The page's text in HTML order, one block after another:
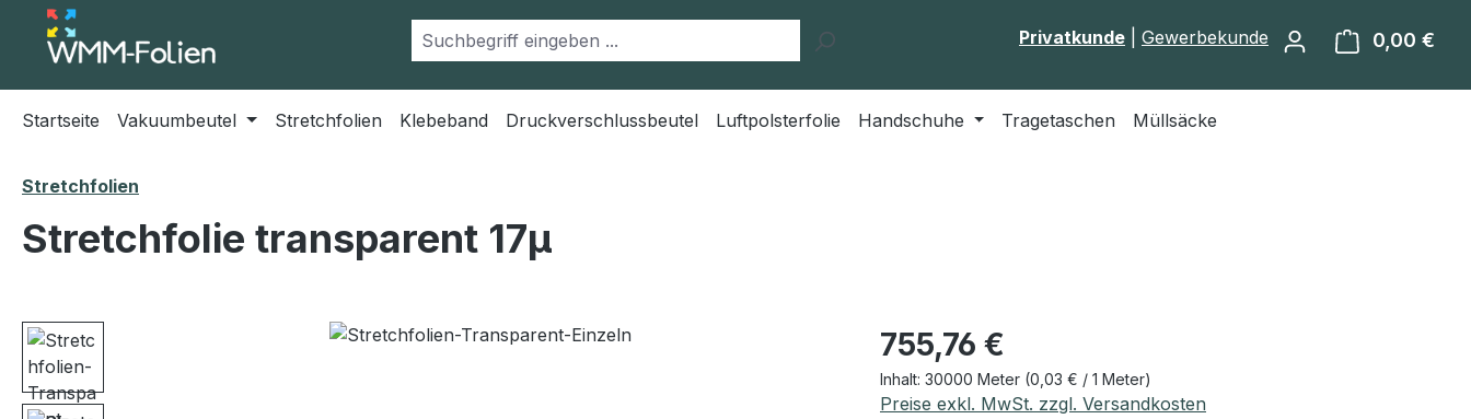
Hauptinhalt springen
Zur Suche springen
Zur Hauptnavigation springen
Privatkunde Gewerbekunde 0,00 €
Startseite Vakuumbeutel Stretchfolien Klebeband Druckverschlussbeutel Luftpolsterfolie Handschuhe Tragetaschen Müllsäcke
Stretchfolien
Stretchfolie transparent 17µ
Bildergalerie überspringen Regulärer Preis:
755,76 €
Inhalt: 30000 Meter (0,03 € / 1 Meter)
Preise exkl. MwSt. zzgl. Versandkosten